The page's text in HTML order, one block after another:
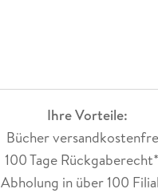
Ihre Vorteile:
Bücher
100 Tage
Abholung in über 100